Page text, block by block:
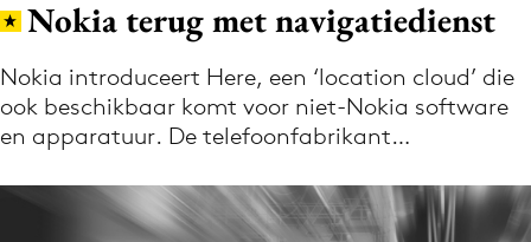
Download de app
Volg het laatste nieuws via de Adformatie
Nieuws app
Nokia terug met navigatiedienst
Nokia introduceert Here, een ‘location cloud’ die
ook beschikbaar komt voor niet-Nokia software
en apparatuur. De telefoonfabrikant…